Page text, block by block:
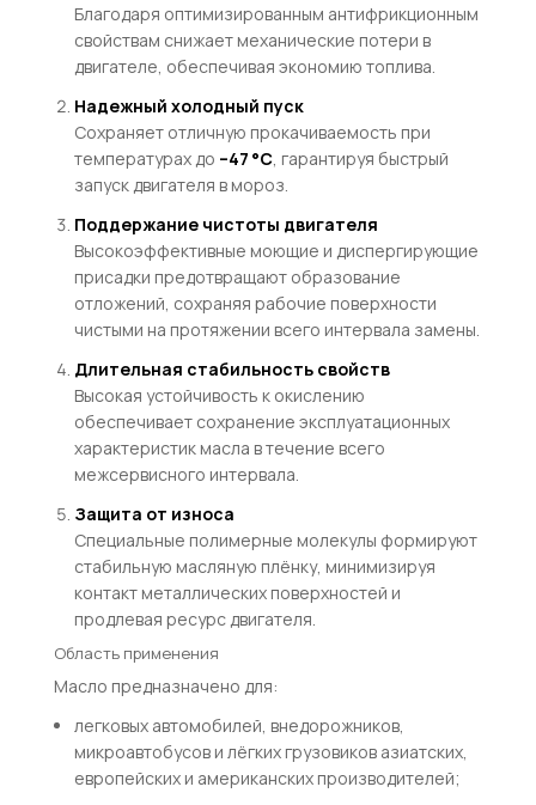
Благодаря оптимизированным антифрикционным
свойствам снижает механические потери в
двигателе, обеспечивая экономию топлива.
Надежный холодный пуск
Сохраняет отличную прокачиваемость при
температурах до –47 °C, гарантируя быстрый
запуск двигателя в мороз.
Поддержание чистоты двигателя
Высокоэффективные моющие и диспергирующие
присадки предотвращают образование
отложений, сохраняя рабочие поверхности
чистыми на протяжении всего интервала замены.
Длительная стабильность свойств
Высокая устойчивость к окислению
обеспечивает сохранение эксплуатационных
характеристик масла в течение всего
межсервисного интервала.
Защита от износа
Специальные полимерные молекулы формируют
стабильную масляную плёнку, минимизируя
контакт металлических поверхностей и
продлевая ресурс двигателя.
Область применения
Масло предназначено для:
легковых автомобилей, внедорожников,
микроавтобусов и лёгких грузовиков азиатских,
европейских и американских производителей;